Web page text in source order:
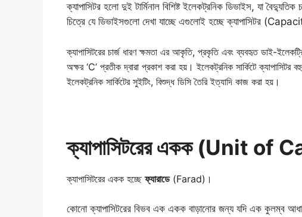
ক্যাপাসিটর হলো দুই টার্মিনাল বিশিষ্ট ইলেকট্রনিক ডিভাইস, যা
চিত্রে যে ডিভাইসগুলো দেখা যাচ্ছে এগুলোই হচ্ছে ক্যাপাসিটর
ক্যাপাসিটরের চার্জ ধারণ ক্ষমতা এর আকৃতি, প্রকৃতি এবং ব্যবহৃত ডাই-
অক্ষর ‘C’ প্রতীক দ্বারা প্রকাশ করা হয়। ইলেকট্রনিক সার্কিটে
ইলেকট্রনিক সার্কিটের সুইটিং, বিশুদ্ধ ডিসি তৈরি ইত্যাদি কাজ করা হয়।
ক্যাপাসিটরের একক (Unit of
ক্যাপাসিটরের একক হচ্ছেফ্যারাডে(Farad)।
কোনো ক্যাপাসিটরের বিভব এক একক বাড়ানোর জন্য যদি এক কুলম্ব